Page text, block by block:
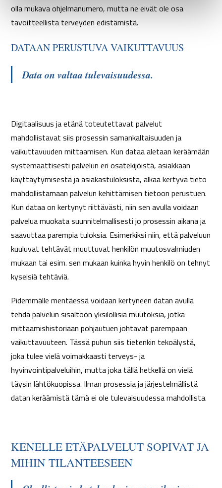
olla mukava ohjelmanumero, mutta ne eivät ole osa
tavoitteellista terveyden edistämistä.
DATAAN PERUSTUVA VAIKUTTAVUUS
Data on valtaa tulevaisuudessa.
Digitaalisuus ja etänä toteutettavat palvelut
mahdollistavat siis prosessin samankaltaisuuden ja
vaikuttavuuden mittaamisen. Kun dataa aletaan keräämään
systemaattisesti palvelun eri osatekijöistä, asiakkaan
käyttäytymisestä ja asiakastuloksista, alkaa kertyvä tieto
mahdollistamaan palvelun kehittämisen tietoon perustuen.
Kun dataa on kertynyt riittävästi, niin sen avulla voidaan
palvelua muokata suunnitelmallisesti jo prosessin aikana ja
saavuttaa parempia tuloksia. Esimerkiksi niin, että palveluun
kuuluvat tehtävät muuttuvat henkilön muutosvalmiuden
mukaan tai esim. sen mukaan kuinka hyvin henkilö on tehnyt
kyseisiä tehtäviä.
Pidemmälle mentäessä voidaan kertyneen datan avulla
tehdä palvelun sisältöön yksilöllisiä muutoksia, jotka
mittaamishistoriaan pohjautuen johtavat parempaan
vaikuttavuuteen. Tässä puhun siis tietenkin tekoälystä,
joka tulee vielä voimakkaasti terveys- ja
hyvinvointipalveluihin, mutta joka tällä hetkellä on vielä
täysin lähtökuopissa. Ilman prosessia ja järjestelmällistä
datan keräämistä tämä ei ole tulevaisuudessa mahdollista.
KENELLE ETÄPALVELUT SOPIVAT JA
MIHIN TILANTEESEEN